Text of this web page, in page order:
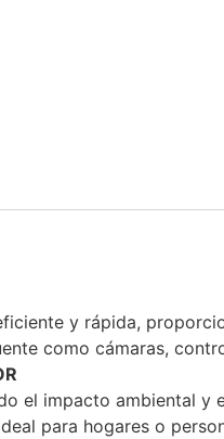
y rápida,
como cámaras,
el impacto ambiental y
para hogares o